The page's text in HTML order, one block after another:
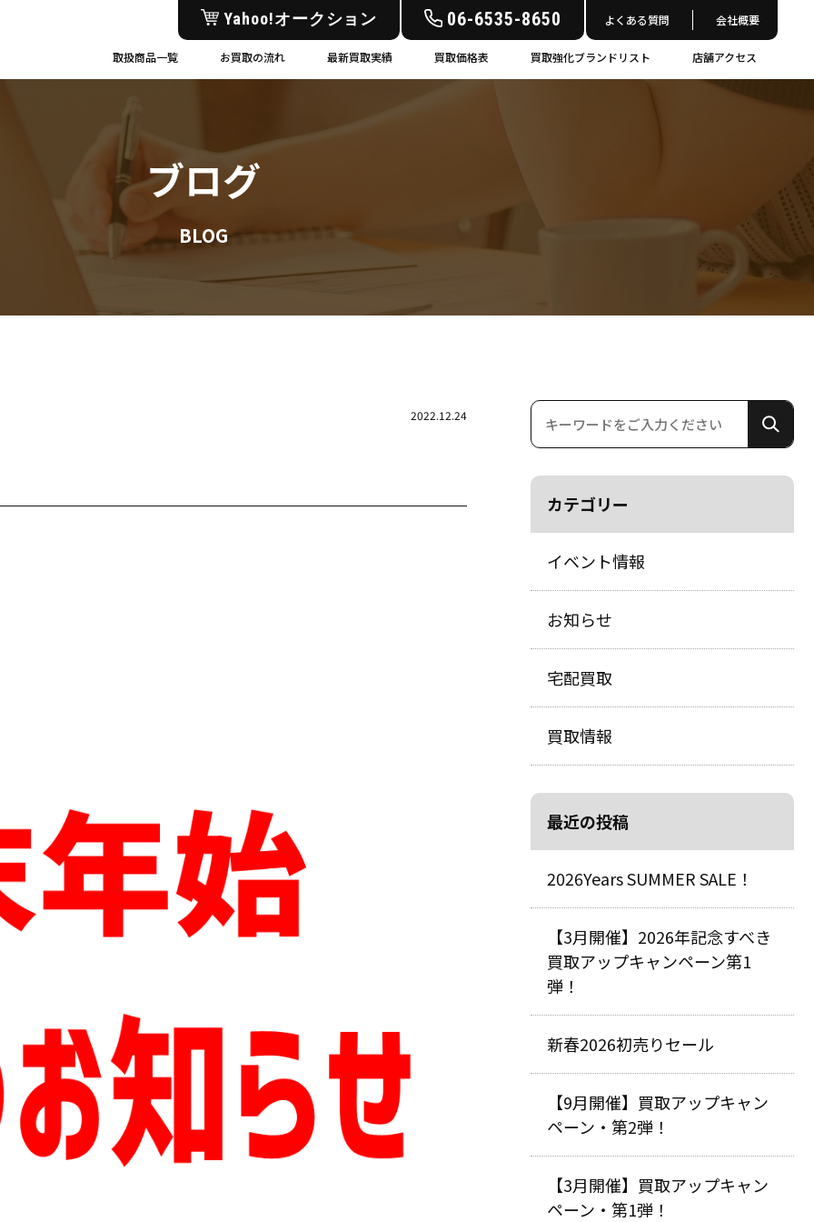
Yahoo!オークション 06-6535-8650 よくある質問 会社概要
取扱商品一覧 お買取の流れ 最新買取実績 買取価格表 買取強化ブランドリスト 店舗アクセス
ブログ
BLOG
2022.12.24
カテゴリー
イベント情報
お知らせ
宅配買取
買取情報
最近の投稿
2026Years SUMMER SALE！
【3月開催】2026年記念すべき
買取アップキャンペーン第1
弾！
新春2026初売りセール
【9月開催】買取アップキャン
ペーン・第2弾！
【3月開催】買取アップキャン
ペーン・第1弾！